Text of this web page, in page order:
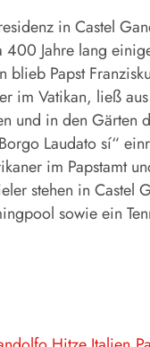
in Castel
400 Jahre lang
blieb Papst
im Vatikan, ließ
und in den Gärten
Laudato sí“
im Papstamt
stehen in Castel
sowie ein